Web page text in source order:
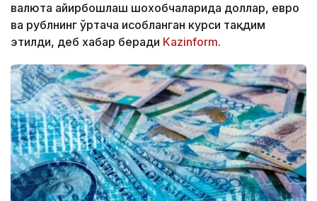
валюта айирбошлаш шохобчаларида доллар, евро
ва рублнинг ўртача ҳисобланган курси тақдим
этилди, деб хабар беради Kazinform.